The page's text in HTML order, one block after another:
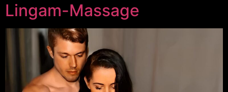
Lingam-Massage